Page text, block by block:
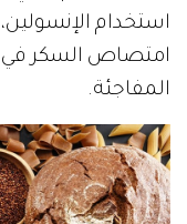
استخدام
امتصاص السكر في
المفاجئة.